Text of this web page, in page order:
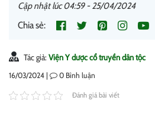
Cập nhật lúc 04:59 - 25/04/2024
Chia sẻ:
Tác giả: Viện Y dược cổ truyền dân tộc
16/03/2024 | 0 Bình luận
Đánh giá bài viết